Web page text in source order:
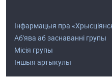
Інфармацыя пра
Аб'ява аб заснаванні групы
Місія групы
Іншыя артыкулы